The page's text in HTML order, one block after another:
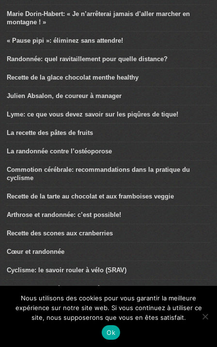
Marie Dorin-Habert: « Je n’arrêterai jamais d’aller marcher en
montagne ! »
« Pause pipi »: éliminez sans attendre!
Randonnée: quel ravitaillement pour quelle distance?
Recette de la glace chocolat menthe healthy
Julien Absalon, de coureur à manager
Lyme: ce que vous devez savoir sur les piqûres de tique!
La recette des pâtes de fruits
La randonnée contre l’ostéoporose
Commotion cérébrale: recommandations dans la pratique du
cyclisme
Recette de la tarte au chocolat et aux framboises veggie
Arthrose et randonnée: c’est possible!
Recette des scones aux cranberries
Cœur et randonnée
Cyclisme: le savoir rouler à vélo (SRAV)
Triathlon: stop aux éducatifs!
Literie pour sportifs: tout ce que vous devez savoir pour votre
Nous utilisons des cookies pour vous garantir la meilleure
expérience sur notre site web. Si vous continuez à utiliser ce
site, nous supposerons que vous en êtes satisfait.
Ok